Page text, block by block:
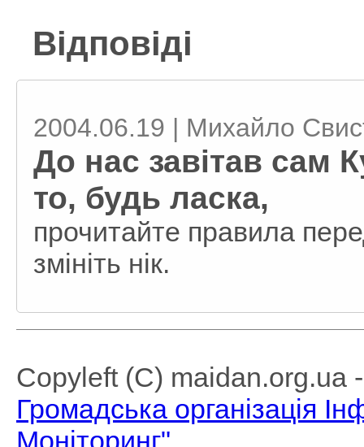
Відповіді
2004.06.19 | Михайло
До нас завітав сам
то, будь ласка,
прочитайте правила
змініть нік.
Copyleft (C) maidan.org.ua
Громадська організація
Моніторинг"